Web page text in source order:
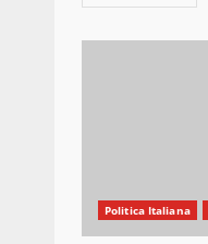
Politica Italiana